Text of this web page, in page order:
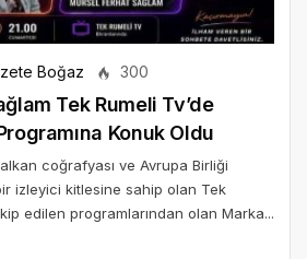
Boğaz 300
Tek Rumeli Tv’de
Konuk Oldu
coğrafyası ve Avrupa Birliği
izleyici kitlesine sahip olan Tek
edilen programlarından olan Marka...